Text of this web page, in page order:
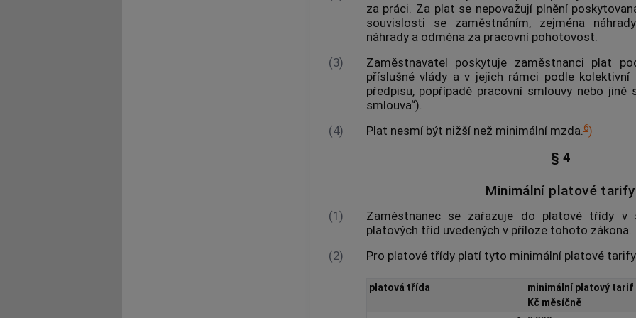
za práci. Za plat se nepovažují plnění
souvislosti se zaměstnáním, zejména
náhrady a odměna za pracovní pohotovost.
(3)
Zaměstnavatel poskytuje zaměstnanci plat
příslušné vlády a v jejich rámci podle kolektivní
předpisu, popřípadě pracovní smlouvy nebo jiné
smlouva“).
(4)
Plat nesmí být nižší než minimální mzda.6)
§ 4
Minimální platové tarify
(1)
Zaměstnanec se zařazuje do platové třídy v
platových tříd uvedených v příloze tohoto zákona.
(2)
Pro platové třídy platí tyto minimální platové
platová třída
minimální platový tarif
Kč měsíčně